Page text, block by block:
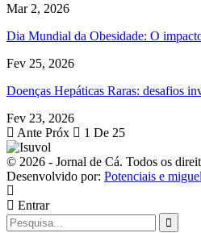
Mar 2, 2026
Dia Mundial da Obesidade: O
Fev 25, 2026
Doenças Hepáticas Raras: desafios
Fev 23, 2026
Ante Próx 1 De 25
© 2026 - Jornal de Cá. Todos os
Desenvolvido por: Potenciais e
Entrar